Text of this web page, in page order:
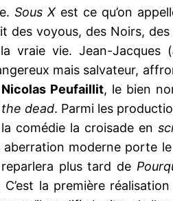
Sous X est ce qu’on
voyous, des Noirs,
vraie vie. Jean-Jacques (
mais salvateur,
Nicolas Peufaillit, le bien
dead. Parmi les
comédie la croisade en
moderne porte
plus tard de
C’est la première